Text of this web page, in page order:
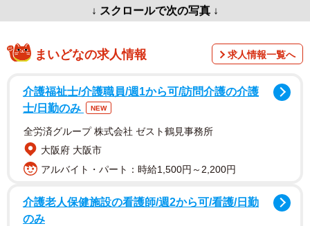
↓ スクロールで次の写真 ↓
まいどなの求人情報 求人情報一覧へ
介護福祉士/介護職員/週1から可/訪問介護の介護
士/日勤のみ
NEW
全労済グループ 株式会社 ゼスト鶴見事務所
大阪府 大阪市
アルバイト・パート：時給1,500円～2,200円
介護老人保健施設の看護師/週2から可/看護/日勤
のみ